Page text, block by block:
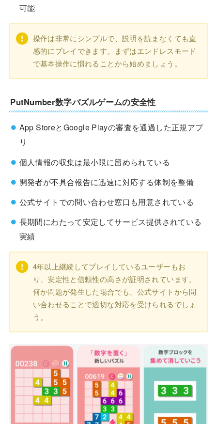
可能
操作は非常にシンプルで、説明を読まなくても直
感的にプレイできます。まずはエンドレスモード
で基本操作に慣れることから始めましょう。
PutNumber数字パズルゲームの安全性
App StoreとGoogle Playの審査を通過した正規アプ
リ
個人情報の収集は最小限に留められている
開発者が不具合報告に迅速に対応する体制を整備
公式サイトでの問い合わせ窓口も用意されている
長期間にわたって安定してサービス提供されている
実績
4年以上継続してプレイしているユーザーもお
り、安定性と信頼性の高さが証明されています。
何か問題が発生した場合でも、公式サイトから問
い合わせることで適切な対応を受けられるでしょ
う。